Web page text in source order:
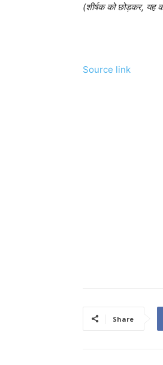
(शीर्षक को छोड़कर, यह
Source link
Share